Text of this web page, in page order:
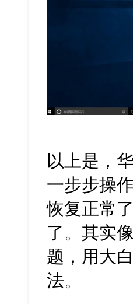
以上是，
一步步操
恢复正常
了。其实
题，用大
法。